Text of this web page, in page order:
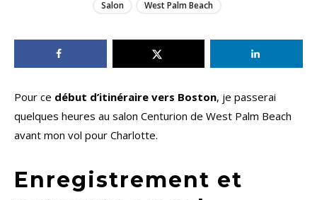
Salon
West Palm Beach
Pour ce début d’itinéraire vers Boston, je passerai
quelques heures au salon Centurion de West Palm Beach
avant mon vol pour Charlotte.
Enregistrement et